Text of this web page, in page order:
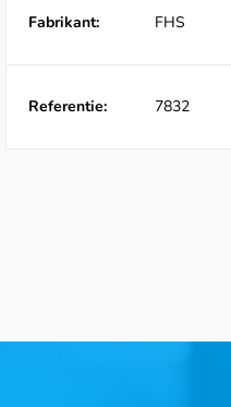
Fabrikant: FHS
Referentie: 7832